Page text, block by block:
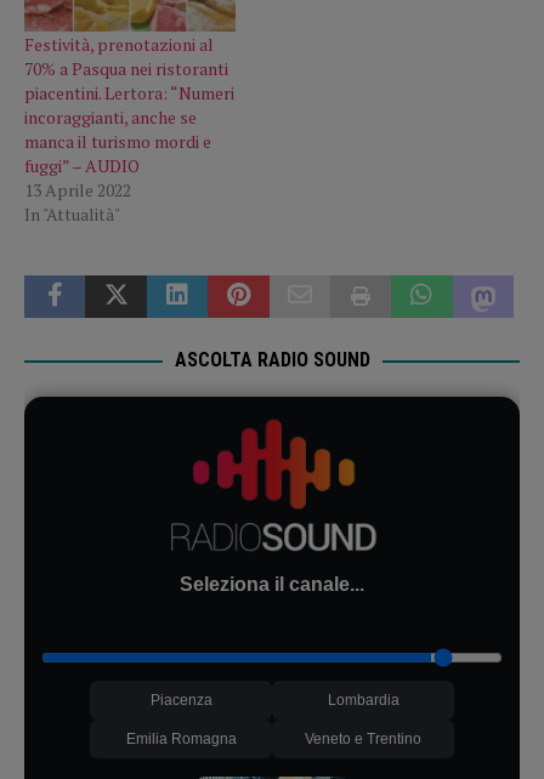
Festività, prenotazioni al
70% a Pasqua nei ristoranti
piacentini. Lertora: “Numeri
incoraggianti, anche se
manca il turismo mordi e
fuggi” – AUDIO
13 Aprile 2022
In "Attualità"
ASCOLTA RADIO SOUND
Seleziona il canale...
Piacenza Lombardia
Emilia Romagna Veneto e Trentino